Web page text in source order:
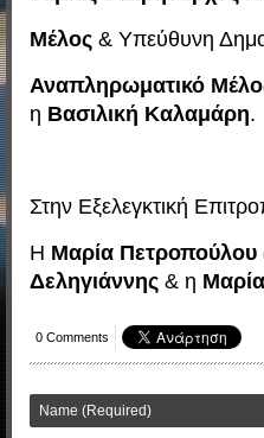
Μέλος & Υπεύθυνη
Αναπληρωματικό
η Βασιλική Καλαμάρη.
Στην Εξελεγκτική
Η Μαρία Πετροπούλου
Δεληγιάννης & η
0 Comments